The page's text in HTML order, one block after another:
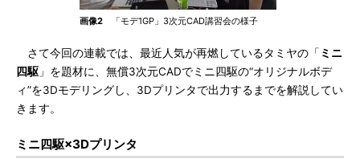
画像2 「モデ1GP」3次元CAD講習会の様子
さて今回の連載では、最近人気が再燃しているタミヤの「 ミニ
四駆 」を題材に、無償3次元CADでミニ四駆の“オリジナルボデ
ィ”を3Dモデリングし、3Dプリンタで出力するまでを解説してい
きます。
ミニ四駆×3Dプリンタ